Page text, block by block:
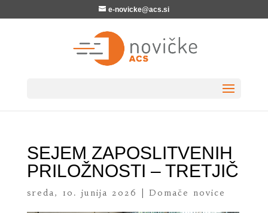
e-novicke@acs.si
SEJEM ZAPOSLITVENIH
PRILOŽNOSTI – TRETJIČ
sreda, 10. junija 2026 Domače novice